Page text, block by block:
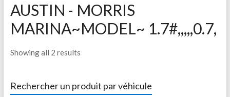
AUSTIN - MORRIS
MARINA~MODEL~ 1.7#,,,,,0.7,
Showing all 2 results
Rechercher un produit par véhicule